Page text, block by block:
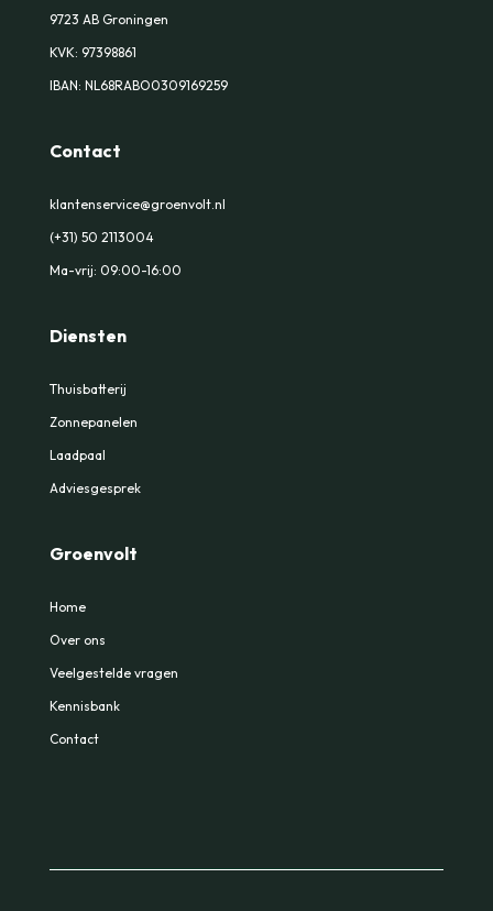
9723 AB Groningen
KVK: 97398861
IBAN: NL68RABO0309169259
Contact
klantenservice@groenvolt.nl
(+31) 50 2113004
Ma-vrij: 09:00-16:00
Diensten
Thuisbatterij
Zonnepanelen
Laadpaal
Adviesgesprek
Groenvolt
Home
Over ons
Veelgestelde vragen
Kennisbank
Contact